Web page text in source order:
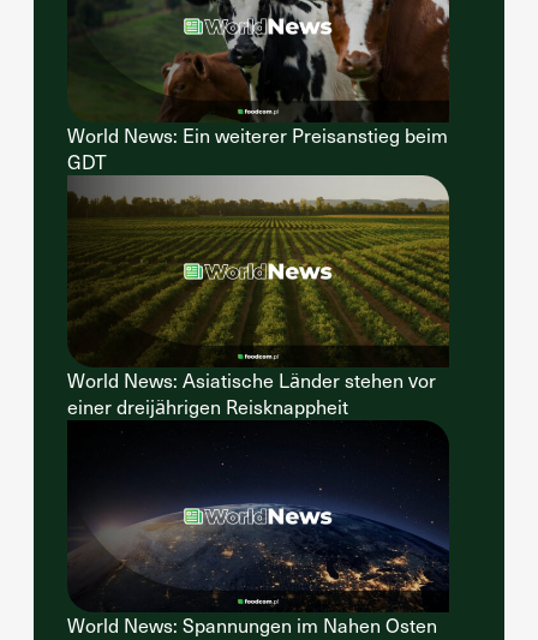
World News: Ein weiterer Preisanstieg beim
GDT
World News: Asiatische Länder stehen vor
einer dreijährigen Reisknappheit
World News: Spannungen im Nahen Osten